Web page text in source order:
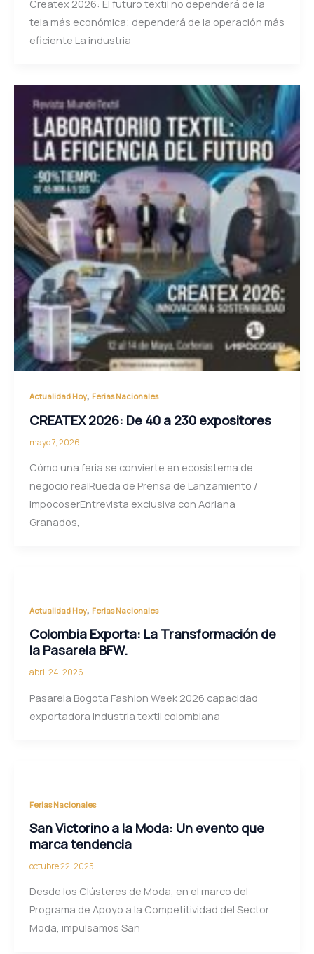
Createx 2026: El futuro textil no dependerá de la
tela más económica; dependerá de la operación más
eficiente La industria
Actualidad Hoy, Ferias Nacionales
CREATEX 2026: De 40 a 230 expositores
mayo 7, 2026
Cómo una feria se convierte en ecosistema de
negocio realRueda de Prensa de Lanzamiento /
ImpocoserEntrevista exclusiva con Adriana
Granados,
Actualidad Hoy, Ferias Nacionales
Colombia Exporta: La Transformación de
la Pasarela BFW.
abril 24, 2026
Pasarela Bogota Fashion Week 2026 capacidad
exportadora industria textil colombiana
Ferias Nacionales
San Victorino a la Moda: Un evento que
marca tendencia
octubre 22, 2025
Desde los Clústeres de Moda, en el marco del
Programa de Apoyo a la Competitividad del Sector
Moda, impulsamos San